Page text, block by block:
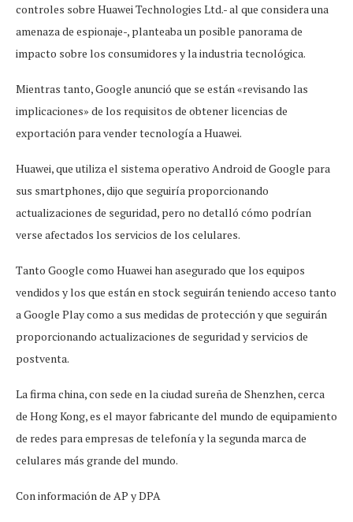
controles sobre Huawei Technologies Ltd.- al que considera una
amenaza de espionaje-, planteaba un posible panorama de
impacto sobre los consumidores y la industria tecnológica.
Mientras tanto, Google anunció que se están «revisando las
implicaciones» de los requisitos de obtener licencias de
exportación para vender tecnología a Huawei.
Huawei, que utiliza el sistema operativo Android de Google para
sus smartphones, dijo que seguiría proporcionando
actualizaciones de seguridad, pero no detalló cómo podrían
verse afectados los servicios de los celulares.
Tanto Google como Huawei han asegurado que los equipos
vendidos y los que están en stock seguirán teniendo acceso tanto
a Google Play como a sus medidas de protección y que seguirán
proporcionando actualizaciones de seguridad y servicios de
postventa.
La firma china, con sede en la ciudad sureña de Shenzhen, cerca
de Hong Kong, es el mayor fabricante del mundo de equipamiento
de redes para empresas de telefonía y la segunda marca de
celulares más grande del mundo.
Con información de AP y DPA